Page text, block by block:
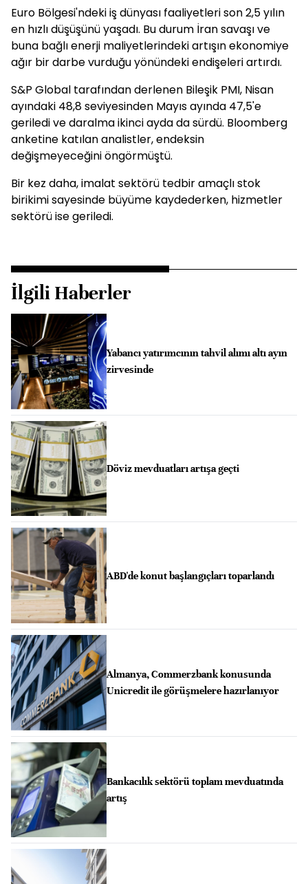
Euro Bölgesi'ndeki iş dünyası faaliyetleri son 2,5 yılın
en hızlı düşüşünü yaşadı. Bu durum İran savaşı ve
buna bağlı enerji maliyetlerindeki artışın ekonomiye
ağır bir darbe vurduğu yönündeki endişeleri artırdı.
S&P Global tarafından derlenen Bileşik PMI, Nisan
ayındaki 48,8 seviyesinden Mayıs ayında 47,5'e
geriledi ve daralma ikinci ayda da sürdü. Bloomberg
anketine katılan analistler, endeksin
değişmeyeceğini öngörmüştü.
Bir kez daha, imalat sektörü tedbir amaçlı stok
birikimi sayesinde büyüme kaydederken, hizmetler
sektörü ise geriledi.
İlgili Haberler
Yabancı yatırımcının tahvil alımı altı ayın
zirvesinde
Döviz mevduatları artışa geçti
ABD'de konut başlangıçları toparlandı
Almanya, Commerzbank konusunda
Unicredit ile görüşmelere hazırlanıyor
Bankacılık sektörü toplam mevduatında
artış